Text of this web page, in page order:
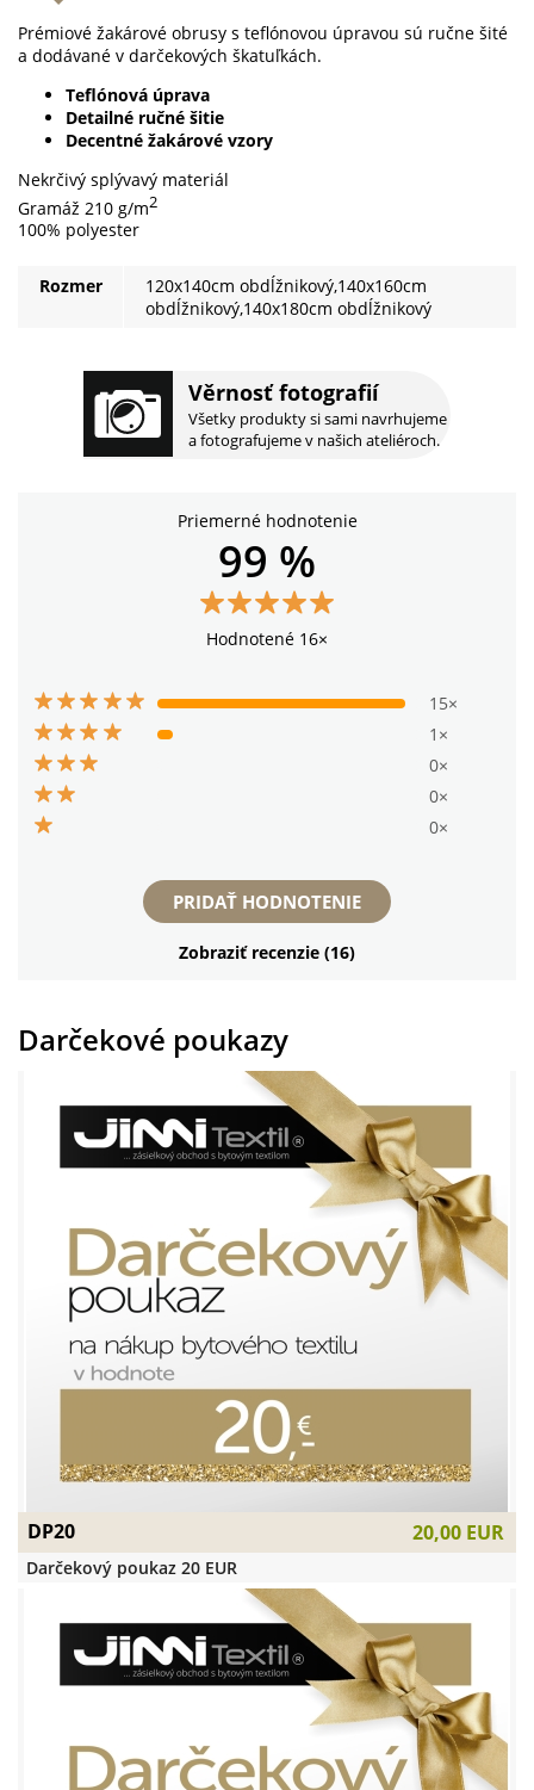
Věrnosť fotografií
Všetky produkty si sami navrhujeme
a fotografujeme v našich ateliéroch.
Prémiové žakárové obrusy s teflónovou úpravou sú ručne šité
a dodávané v darčekových škatuľkách.
Teflónová úprava
Detailné ručné šitie
Decentné žakárové vzory
Nekrčivý splývavý materiál
Gramáž 210 g/m2
100% polyester
Rozmer
120x140cm obdĺžnikový,140x160cm
obdĺžnikový,140x180cm obdĺžnikový
Priemerné hodnotenie
99 %
Hodnotené 16×
15×
1×
0×
0×
0×
PRIDAŤ HODNOTENIE
Zobraziť recenzie (16)
DP20 20,00 EUR
Darčekový poukaz 20 EUR
Darčekové poukazy